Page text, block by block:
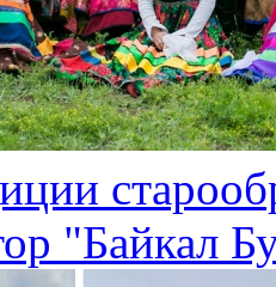
"Байкал